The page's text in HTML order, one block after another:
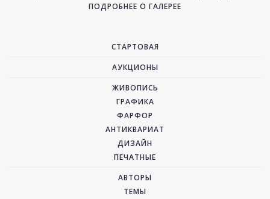
ПОДРОБНЕЕ О ГАЛЕРЕЕ
СТАРТОВАЯ
АУКЦИОНЫ
ЖИВОПИСЬ
ГРАФИКА
ФАРФОР
АНТИКВАРИАТ
ДИЗАЙН
ПЕЧАТНЫЕ
АВТОРЫ
ТЕМЫ